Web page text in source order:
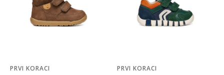
PRVI KORACI PRVI KORACI